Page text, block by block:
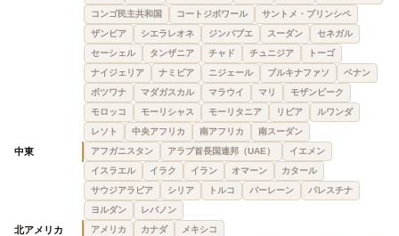
コンゴ民主共和国
コートジボワール
サントメ・プリンシペ
ザンビア
シエラレオネ ジンバブエ スーダン
セネガル
セーシェル
タンザニア チャド チュニジア
トーゴ
ナイジェリア
ナミビア ニジェール ブルキナファソ
ベナン
ボツワナ
マダガスカル マラウイ マリ
モザンビーク
モロッコ
モーリシャス モーリタニア リビア
ルワンダ
レソト
中央アフリカ 南アフリカ 南スーダン
中東 アフガニスタン アラブ首長国連邦（UAE）
イエメン
イスラエル
イラク イラン オマーン
カタール
サウジアラビア
シリア トルコ バーレーン
パレスチナ
ヨルダン
レバノン
北アメリカ アメリカ カナダ メキシコ